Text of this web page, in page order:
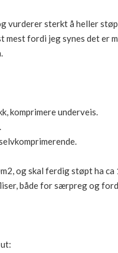
vurderer sterkt å heller
mest fordi jeg synes det er
komprimere underveis.
og skal ferdig støpt ha
både for særpreg og